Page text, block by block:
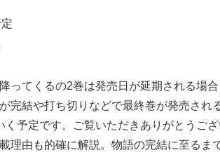
ってくるの2巻は発売日が延期される場
完結や打ち切りなどで最終巻が発売さ
予定です。ご覧いただきありがとうご
理由も的確に解説。物語の完結に至るま